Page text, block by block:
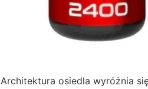
Architektura osiedla wyróżnia